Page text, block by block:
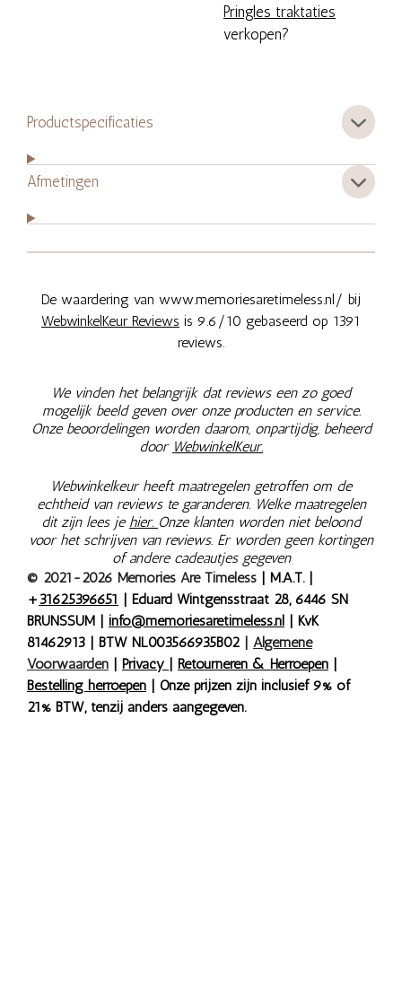
Pringles traktaties
verkopen?
Productspecificaties
Afmetingen
De waardering van www.memoriesaretimeless.nl/ bij
WebwinkelKeur Reviews is 9.6/10 gebaseerd op 1391
reviews.
We vinden het belangrijk dat reviews een zo goed
mogelijk beeld geven over onze producten en service.
Onze beoordelingen worden daarom, onpartijdig, beheerd
door WebwinkelKeur.
Webwinkelkeur heeft maatregelen getroffen om de
echtheid van reviews te garanderen. Welke maatregelen
dit zijn lees je hier. Onze klanten worden niet beloond
voor het schrijven van reviews. Er worden geen kortingen
of andere cadeautjes gegeven
© 2021-2026 Memories Are Timeless | M.A.T. |
+31625396651 | Eduard Wintgensstraat 28, 6446 SN
BRUNSSUM | info@memoriesaretimeless.nl | KvK
81462913 | BTW NL003566935B02 | Algemene
Voorwaarden | Privacy | Retourneren & Herroepen |
Bestelling herroepen | Onze prijzen zijn inclusief 9% of
21% BTW, tenzij anders aangegeven.